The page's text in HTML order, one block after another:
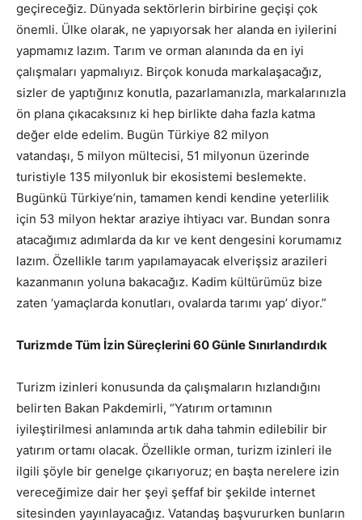
geçireceğiz. Dünyada sektörlerin birbirine geçişi çok
önemli. Ülke olarak, ne yapıyorsak her alanda en iyilerini
yapmamız lazım. Tarım ve orman alanında da en iyi
çalışmaları yapmalıyız. Birçok konuda markalaşacağız,
sizler de yaptığınız konutla, pazarlamanızla, markalarınızla
ön plana çıkacaksınız ki hep birlikte daha fazla katma
değer elde edelim. Bugün Türkiye 82 milyon
vatandaşı, 5 milyon mültecisi, 51 milyonun üzerinde
turistiyle 135 milyonluk bir ekosistemi beslemekte.
Bugünkü Türkiye’nin, tamamen kendi kendine yeterlilik
için 53 milyon hektar araziye ihtiyacı var. Bundan sonra
atacağımız adımlarda da kır ve kent dengesini korumamız
lazım. Özellikle tarım yapılamayacak elverişsiz arazileri
kazanmanın yoluna bakacağız. Kadim kültürümüz bize
zaten ‘yamaçlarda konutları, ovalarda tarımı yap’ diyor.”
Turizmde Tüm İzin Süreçlerini 60 Günle Sınırlandırdık
Turizm izinleri konusunda da çalışmaların hızlandığını
belirten Bakan Pakdemirli, “Yatırım ortamının
iyileştirilmesi anlamında artık daha tahmin edilebilir bir
yatırım ortamı olacak. Özellikle orman, turizm izinleri ile
ilgili şöyle bir genelge çıkarıyoruz; en başta nerelere izin
vereceğimize dair her şeyi şeffaf bir şekilde internet
sitesinden yayınlayacağız. Vatandaş başvururken bunların